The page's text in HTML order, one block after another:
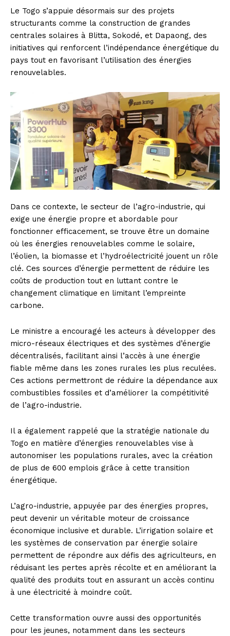
Le Togo s’appuie désormais sur des projets
structurants comme la construction de grandes
centrales solaires à Blitta, Sokodé, et Dapaong, des
initiatives qui renforcent l’indépendance énergétique du
pays tout en favorisant l’utilisation des énergies
renouvelables.
Dans ce contexte, le secteur de l’agro-industrie, qui
exige une énergie propre et abordable pour
fonctionner efficacement, se trouve être un domaine
où les énergies renouvelables comme le solaire,
l’éolien, la biomasse et l’hydroélectricité jouent un rôle
clé. Ces sources d’énergie permettent de réduire les
coûts de production tout en luttant contre le
changement climatique en limitant l’empreinte
carbone.
Le ministre a encouragé les acteurs à développer des
micro-réseaux électriques et des systèmes d’énergie
décentralisés, facilitant ainsi l’accès à une énergie
fiable même dans les zones rurales les plus reculées.
Ces actions permettront de réduire la dépendance aux
combustibles fossiles et d’améliorer la compétitivité
de l’agro-industrie.
Il a également rappelé que la stratégie nationale du
Togo en matière d’énergies renouvelables vise à
autonomiser les populations rurales, avec la création
de plus de 600 emplois grâce à cette transition
énergétique.
L’agro-industrie, appuyée par des énergies propres,
peut devenir un véritable moteur de croissance
économique inclusive et durable. L’irrigation solaire et
les systèmes de conservation par énergie solaire
permettent de répondre aux défis des agriculteurs, en
réduisant les pertes après récolte et en améliorant la
qualité des produits tout en assurant un accès continu
à une électricité à moindre coût.
Cette transformation ouvre aussi des opportunités
pour les jeunes, notamment dans les secteurs